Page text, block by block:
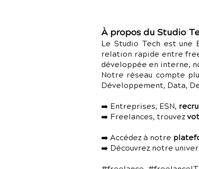
À propos du Studio
Le Studio Tech est une
relation rapide entre
développée en interne,
Notre réseau compte
Développement, Data,
➡️ Entreprises, ESN,
➡️ Freelances, trouvez
➡️ Accédez à notre
➡️ Découvrez notre